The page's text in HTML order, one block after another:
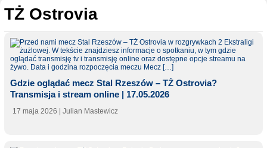
TŻ Ostrovia
Gdzie oglądać mecz Stal Rzeszów – TŻ Ostrovia?
Transmisja i stream online | 17.05.2026
17 maja 2026 | Julian Mastewicz